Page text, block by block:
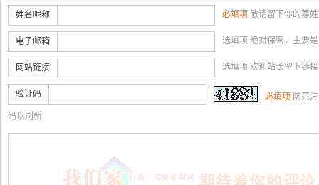
姓名昵称 必填项 敬请留下你的尊
电子邮箱 选填项 绝对保密，主要
网站链接 选填项 欢迎站长留下链
验证码 必填项 防范
码以刷新